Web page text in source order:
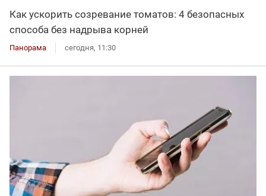
Как ускорить созревание томатов: 4 безопасных
способа без надрыва корней
Панорама сегодня, 11:30